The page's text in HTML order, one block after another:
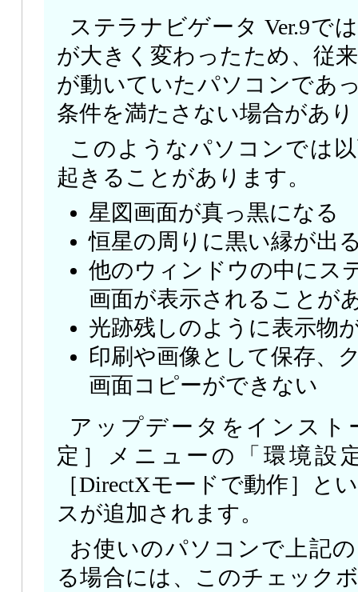
ステラナビゲータ Ver.9で
が大きく変わったため、従
が動いていたパソコンであ
条件を満たさない場合があ
このようなパソコンでは
起きることがあります。
星図画面が真っ黒になる
恒星の周りに黒い縁が出
他のウィンドウの中にス
画面が表示されることが
光跡残しのように表示物
印刷や画像として保存、
画面コピーができない
アップデータをインスト
定］メニューの「環境設
［DirectXモードで動作］と
スが追加されます。
お使いのパソコンで上記
る場合には、このチェック